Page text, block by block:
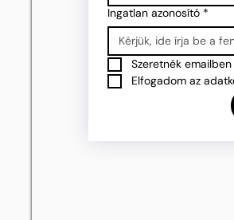
Ingatlan azonosító *
Szeretnék
Elfogadom az